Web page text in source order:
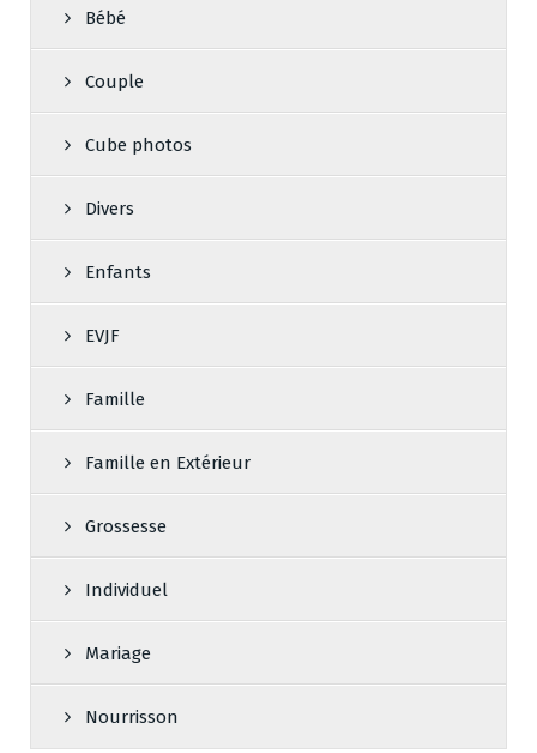
Bébé
Couple
Cube photos
Divers
Enfants
EVJF
Famille
Famille en Extérieur
Grossesse
Individuel
Mariage
Nourrisson